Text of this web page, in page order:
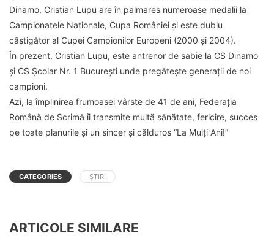
Dinamo, Cristian Lupu are în palmares numeroase medalii la
Campionatele Naționale, Cupa României și este dublu
câștigător al Cupei Campionilor Europeni (2000 și 2004).
În prezent, Cristian Lupu, este antrenor de sabie la CS Dinamo
și CS Școlar Nr. 1 București unde pregătește generații de noi
campioni.
Azi, la împlinirea frumoasei vârste de 41 de ani, Federația
Română de Scrimă îi transmite multă sănătate, fericire, succes
pe toate planurile și un sincer și călduros “La Mulți Ani!”
CATEGORIES ȘTIRI
ARTICOLE SIMILARE